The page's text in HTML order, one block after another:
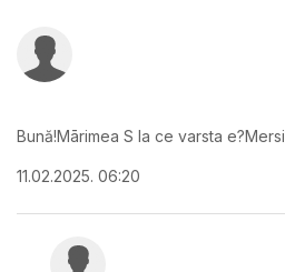
Bună!Mārimea S la ce varsta e?Mersi
11.02.2025. 06:20